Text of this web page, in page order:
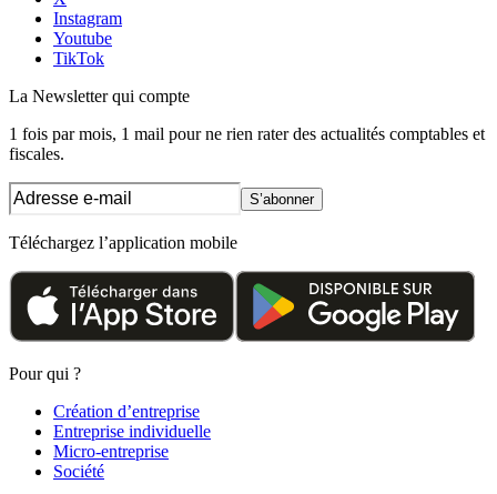
Instagram
Youtube
TikTok
La Newsletterqui compte
1 fois par mois, 1 mail pour ne rien rater des actualités comptables et
fiscales.
S’abonner
Téléchargez l’application mobile
Pour qui ?
Création d’entreprise
Entreprise individuelle
Micro-entreprise
Société